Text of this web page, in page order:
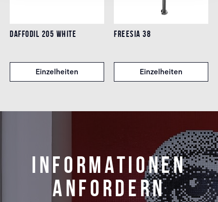
DAFFODIL 205 WHITE
Einzelheiten
FREESIA 38
Einzelheiten
Informationen
anfordern